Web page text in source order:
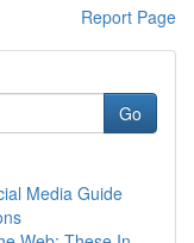
Report Page
Go
Media Guide